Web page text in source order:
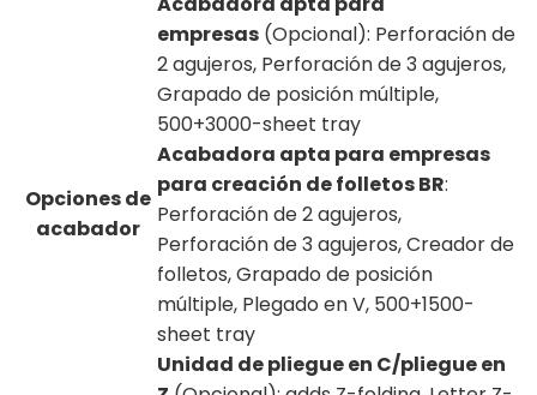
Opciones de
acabador
empresas (Opcional): Perforación de
2 agujeros, Perforación de 3 agujeros,
Grapado de posición múltiple,
500+3000-sheet tray
Acabadora apta para empresas
para creación de folletos BR:
Perforación de 2 agujeros,
Perforación de 3 agujeros, Creador de
folletos, Grapado de posición
múltiple, Plegado en V, 500+1500-
sheet tray
Unidad de pliegue en C/pliegue en